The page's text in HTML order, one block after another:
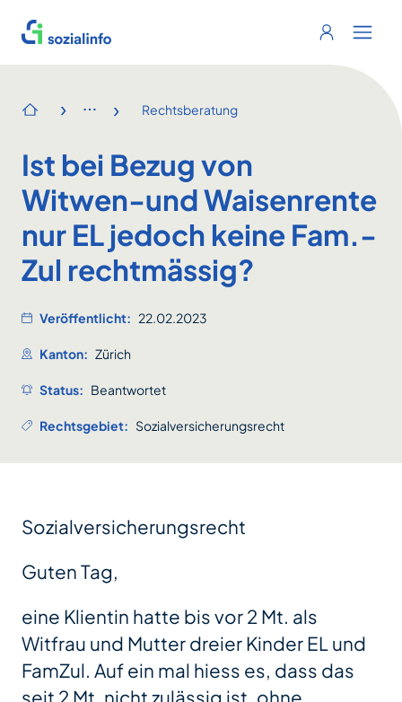
Sozialinfo
Login
Startseite
› › Rechtsberatung
Ist bei Bezug von
Witwen-und Waisenrente
nur EL jedoch keine Fam.-
Zul rechtmässig?
Veröffentlicht: 22.02.2023
Kanton: Zürich
Status: Beantwortet
Rechtsgebiet: Sozialversicherungsrecht
Sozialversicherungsrecht
Guten Tag,
eine Klientin hatte bis vor 2 Mt. als
Witfrau und Mutter dreier Kinder EL und
FamZul. Auf ein mal hiess es, dass das